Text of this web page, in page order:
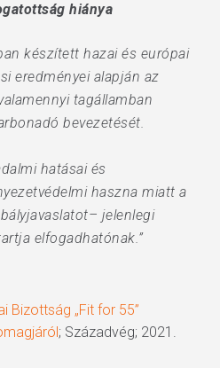
hiánya
készített hazai és európai
eredményei alapján az
tagállamban
bevezetését.
hatásai és
haszna miatt a
jelenlegi
elfogadhatónak.”
Bizottság „Fit for 55”
; Századvég; 2021.